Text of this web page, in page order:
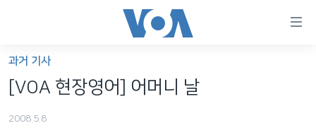
가
능
세계
VOD
과거 기사
[VOA 현장영어] 어머니 날
2008.5.8